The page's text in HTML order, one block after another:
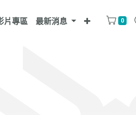
片專區 最新消息 0